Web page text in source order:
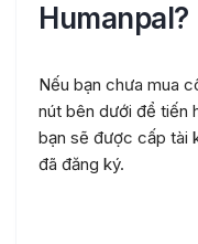
Humanpal?
Nếu bạn chưa mua
nút bên dưới để tiến
bạn sẽ được cấp tài
đã đăng ký.